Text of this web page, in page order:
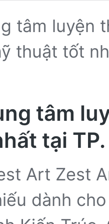
tâm
tại TP.
Art Zest
dành